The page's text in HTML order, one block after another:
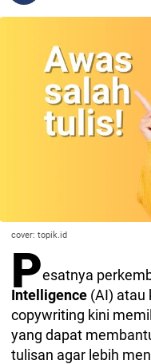
cover: topik.id
Pesatnya
Intelligence (AI) atau
copywriting kini
yang dapat
tulisan agar lebih